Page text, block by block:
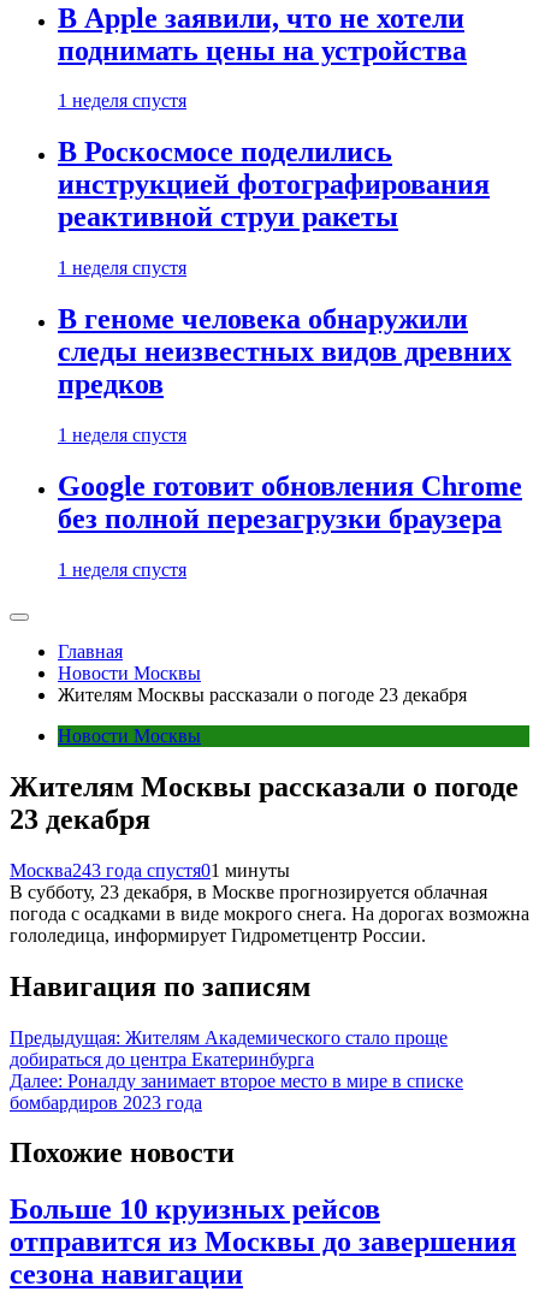
В Apple заявили, что не хотели
поднимать цены на устройства
1 неделя спустя
В Роскосмосе поделились
инструкцией фотографирования
реактивной струи ракеты
1 неделя спустя
В геноме человека обнаружили
следы неизвестных видов древних
предков
1 неделя спустя
Google готовит обновления Chrome
без полной перезагрузки браузера
1 неделя спустя
Главная
Новости Москвы
Жителям Москвы рассказали о погоде 23 декабря
Новости Москвы
Жителям Москвы рассказали о погоде
23 декабря
Москва243 года спустя01 минуты
В субботу, 23 декабря, в Москве прогнозируется облачная
погода с осадками в виде мокрого снега. На дорогах возможна
гололедица, информирует Гидрометцентр России.
Навигация по записям
Предыдущая: Жителям Академического стало проще
добираться до центра Екатеринбурга
Далее: Роналду занимает второе место в мире в списке
бомбардиров 2023 года
Похожие новости
Больше 10 круизных рейсов
отправится из Москвы до завершения
сезона навигации